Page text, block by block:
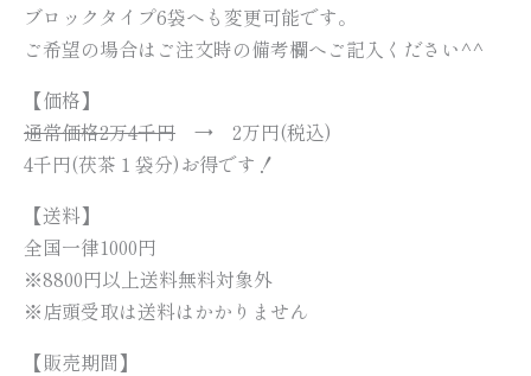
ブロックタイプ6袋へも変更可能です。
ご希望の場合はご注文時の備考欄へご記入ください^^
【価格】
通常価格2万4千円 → 2万円(税込)
4千円(茯茶１袋分)お得です！
【送料】
全国一律1000円
※8800円以上送料無料対象外
※店頭受取は送料はかかりません
【販売期間】